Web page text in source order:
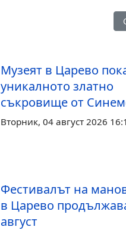
с престижни отличия на
Музеят в Царево
уникалното златно
съкровище от
Вторник, 04 август 2026
Фестивалът на
в Царево
август